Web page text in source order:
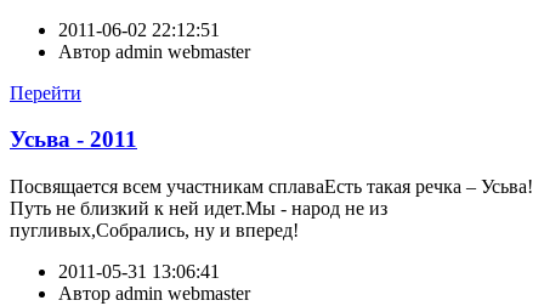
2011-06-02 22:12:51
Автор admin webmaster
Перейти
Усьва - 2011
Посвящается всем участникам сплаваЕсть такая речка – Усьва!
Путь не близкий к ней идет.Мы - народ не из
пугливых,Собрались, ну и вперед!
2011-05-31 13:06:41
Автор admin webmaster